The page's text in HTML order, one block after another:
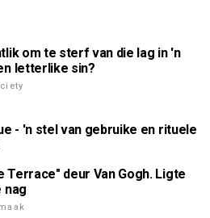
om te sterf van die lag in 'n
letterlike sin?
- 'n stel van gebruike en rituele
Terrace" deur Van Gogh. Ligte
nag